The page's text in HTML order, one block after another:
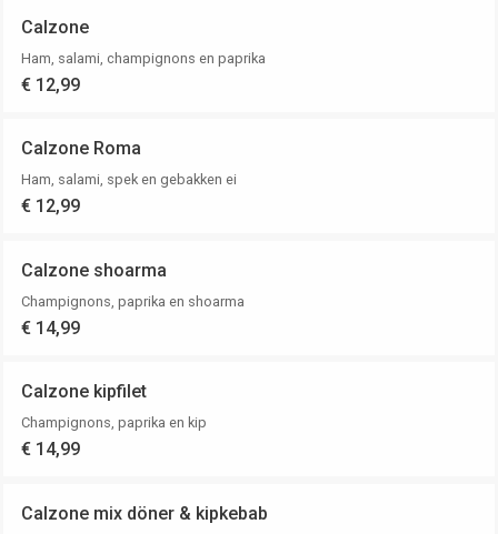
Calzone
Ham, salami, champignons en paprika
€ 12,99
Calzone Roma
Ham, salami, spek en gebakken ei
€ 12,99
Calzone shoarma
Champignons, paprika en shoarma
€ 14,99
Calzone kipfilet
Champignons, paprika en kip
€ 14,99
Calzone mix döner & kipkebab